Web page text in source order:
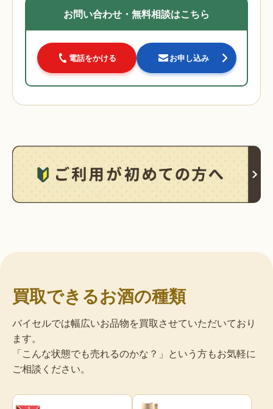
お問い合わせ・無料相談はこちら
電話をかける お申し込み
買取できるお酒の種類
バイセルでは幅広いお品物を買取させていただいており
ます。
「こんな状態でも売れるのかな？」という方もお気軽に
ご相談ください。